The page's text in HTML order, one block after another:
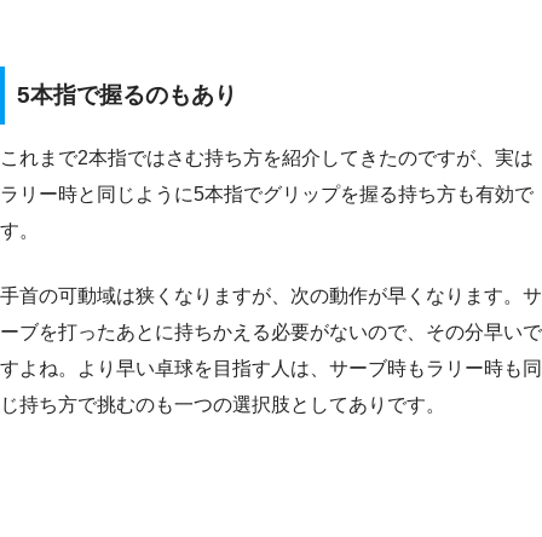
5本指で握るのもあり
これまで2本指ではさむ持ち方を紹介してきたのですが、実は
ラリー時と同じように5本指でグリップを握る持ち方も有効で
す。
手首の可動域は狭くなりますが、次の動作が早くなります。サ
ーブを打ったあとに持ちかえる必要がないので、その分早いで
すよね。より早い卓球を目指す人は、サーブ時もラリー時も同
じ持ち方で挑むのも一つの選択肢としてありです。